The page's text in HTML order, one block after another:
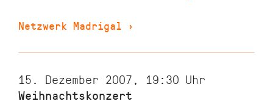
Netzwerk Madrigal ›
15. Dezember 2007, 19:30 Uhr
Weihnachtskonzert